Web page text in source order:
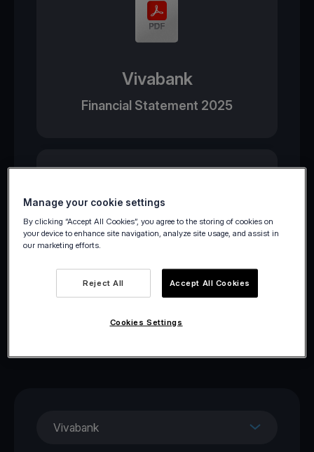
Vivabank
Financial Statement 2025
Viva Wallet
Financial Statement 2025
Vivabank
Manage your cookie settings
By clicking “Accept All Cookies”, you agree to the storing of cookies on
your device to enhance site navigation, analyze site usage, and assist in
our marketing efforts.
Reject All Accept All Cookies
Cookies Settings